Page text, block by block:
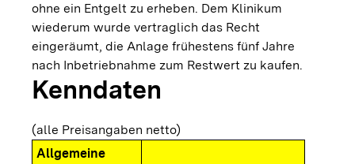
ohne ein Entgelt zu erheben. Dem Klinikum
wiederum wurde vertraglich das Recht
eingeräumt, die Anlage frühestens fünf Jahre
nach Inbetriebnahme zum Restwert zu kaufen.
Kenndaten
(alle Preisangaben netto)
Allgemeine